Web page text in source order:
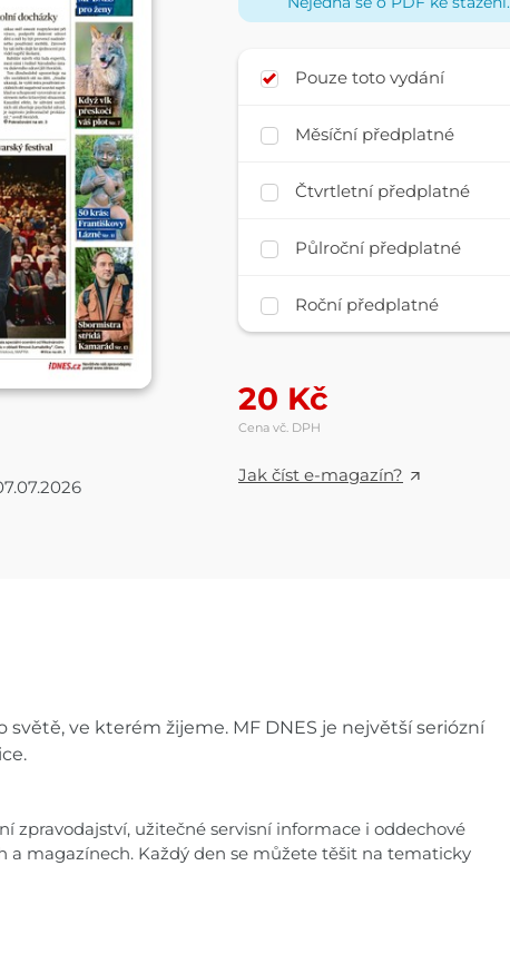
Pouze toto vydání
Měsíční předplatné
Čtvrtletní předplatné
Půlroční předplatné
Roční předplatné
20 Kč
Cena vč. DPH
Jak číst e-magazín?
světě, ve kterém žijeme. MF DNES je největší seriózní
zpravodajství, užitečné servisní informace i oddechové
a magazínech. Každý den se můžete těšit na tematicky